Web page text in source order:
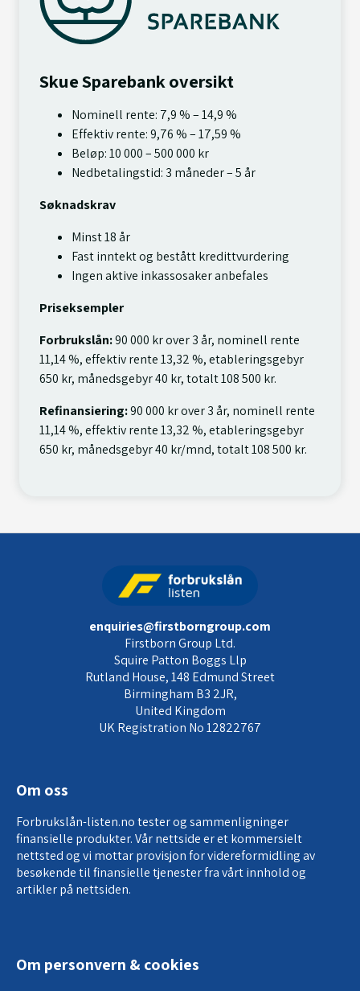
Skue Sparebank oversikt
Nominell rente: 7,9 % – 14,9 %
Effektiv rente: 9,76 % – 17,59 %
Beløp: 10 000 – 500 000 kr
Nedbetalingstid: 3 måneder – 5 år
Søknadskrav
Minst 18 år
Fast inntekt og bestått kredittvurdering
Ingen aktive inkassosaker anbefales
Priseksempler
Forbrukslån:90 000 kr over 3 år, nominell rente
11,14 %, effektiv rente 13,32 %, etableringsgebyr
650 kr, månedsgebyr 40 kr, totalt 108 500 kr.
Refinansiering:90 000 kr over 3 år, nominell rente
11,14 %, effektiv rente 13,32 %, etableringsgebyr
650 kr, månedsgebyr 40 kr/mnd, totalt 108 500 kr.
enquiries@firstborngroup.com
Firstborn Group Ltd.
Squire Patton Boggs Llp
Rutland House, 148 Edmund Street
Birmingham B3 2JR,
United Kingdom
UK Registration No 12822767
Om oss
Forbrukslån-listen.no tester og sammenligninger
finansielle produkter. Vår nettside er et kommersielt
nettsted og vi mottar provisjon forvidereformidling av
besøkende til finansielle tjenesterfra vårt innhold og
artikler på nettsiden.
Om personvern & cookies